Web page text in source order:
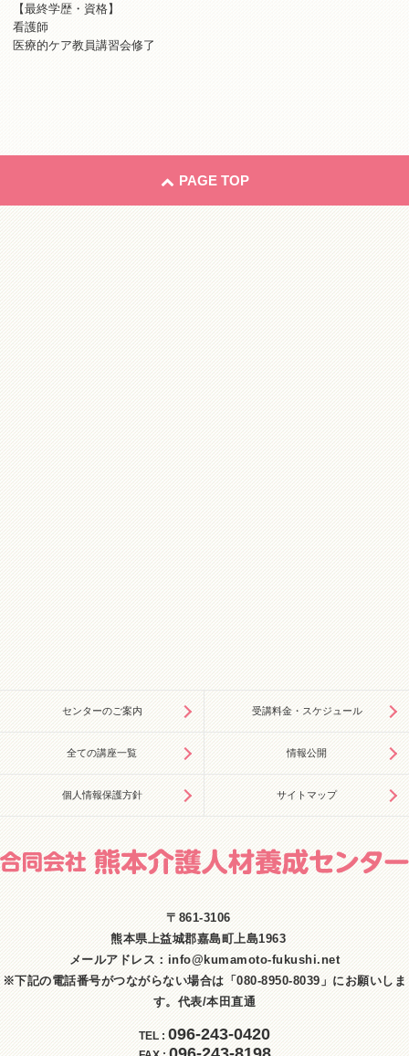
【最終学歴・資格】
看護師
医療的ケア教員講習会修了
PAGE TOP
センターのご案内 受講料金・スケジュール
全ての講座一覧 情報公開
個人情報保護方針 サイトマップ
〒861-3106
熊本県上益城郡嘉島町上島1963
メールアドレス：info@kumamoto-fukushi.net
※下記の電話番号がつながらない場合は「080-8950-8039」にお願いしま
す。代表/本田直通
TEL : 096-243-0420